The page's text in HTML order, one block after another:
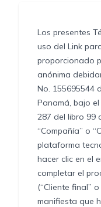
Los presentes
uso del Link
proporcionado
anónima
No. 155695544
Panamá, bajo
287 del libro 99
“Compañía” o
plataforma
hacer clic en el
completar el
(“Cliente final”
manifiesta que